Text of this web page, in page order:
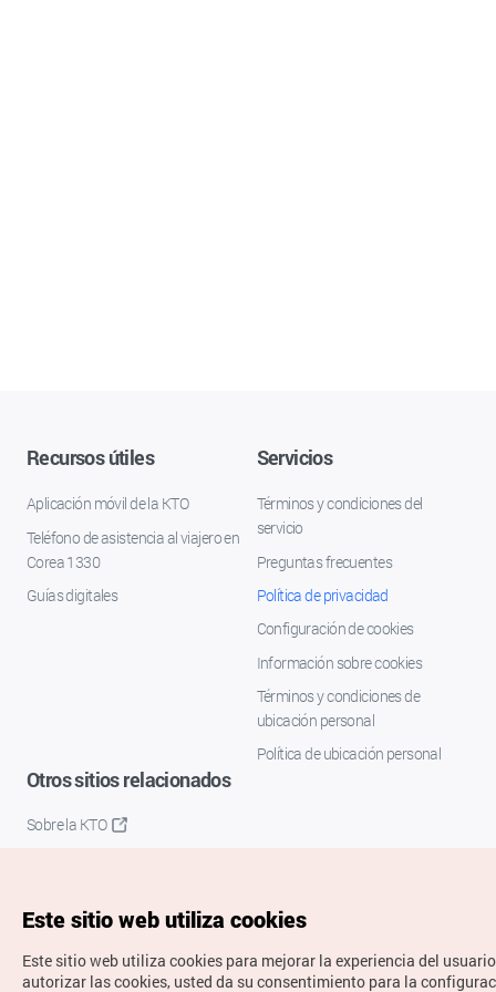
Recursos útiles
Aplicación móvil de la KTO
Teléfono de asistencia al viajero en
Corea 1330
Guías digitales
Servicios
Términos y condiciones del
servicio
Preguntas frecuentes
Política de privacidad
Configuración de cookies
Información sobre cookies
Términos y condiciones de
ubicación personal
Política de ubicación personal
Otros sitios relacionados
Sobre la KTO
Este sitio web utiliza cookies
Este sitio web utiliza cookies para mejorar la experiencia del
autorizar las cookies, usted da su consentimiento para la